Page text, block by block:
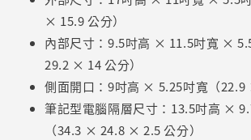
× 15.9 公分）
內部尺寸：9.5吋高 × 11.5吋寬 ×
29.2 × 14 公分）
側面開口：9吋高 × 5.25吋寬（22.9
筆記型電腦隔層尺寸：13.5吋高 ×
（34.3 × 24.8 × 2.5 公分）